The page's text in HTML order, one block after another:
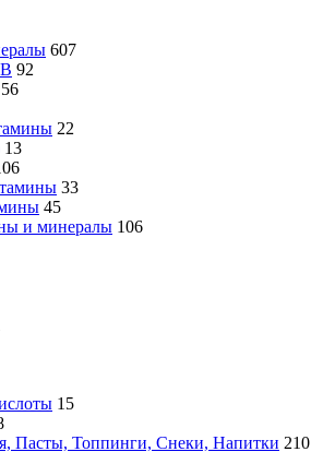
607
92
56
22
13
33
45
и минералы 106
15
Пасты, Топпинги, Снеки, Напитки 210